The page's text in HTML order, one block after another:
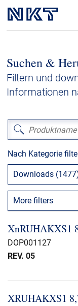
Hochspannung
Kabelservice
Niederspannung
Kabelgarnituren
Referenzen
Downloads
Presse &
Über uns
Unsere Geschichte
Produktion
Suchen &
Filtern und
Informationen
Nach Kategorie
Downloads
More filters
XnRUHAKXS1
DOP001127
REV. 05
XRUHAKXS1